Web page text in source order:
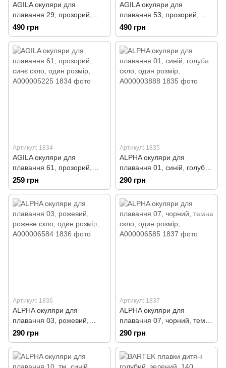
AGILA окуляри для
плавання 29, прозорий,
голубе скло, один розмір,
А000006575
490 грн
AGILA окуляри для
плавання 53, прозорий,
темне скло, один розмір,
А000006576
490 грн
Артикул: 1834
AGILA окуляри для
плавання 61, прозорий,
синє скло, один розмір,
А000005225
259 грн
Артикул: 1835
ALPHA окуляри для
плавання 01, синій, голубе
скло, один розмір,
А000003888
290 грн
Артикул: 1836
ALPHA окуляри для
плавання 03, рожевий,
рожеве скло, один розмір,
А000006584
290 грн
Артикул: 1837
ALPHA окуляри для
плавання 07, чорний, темне
скло, один розмір,
А000006585
290 грн